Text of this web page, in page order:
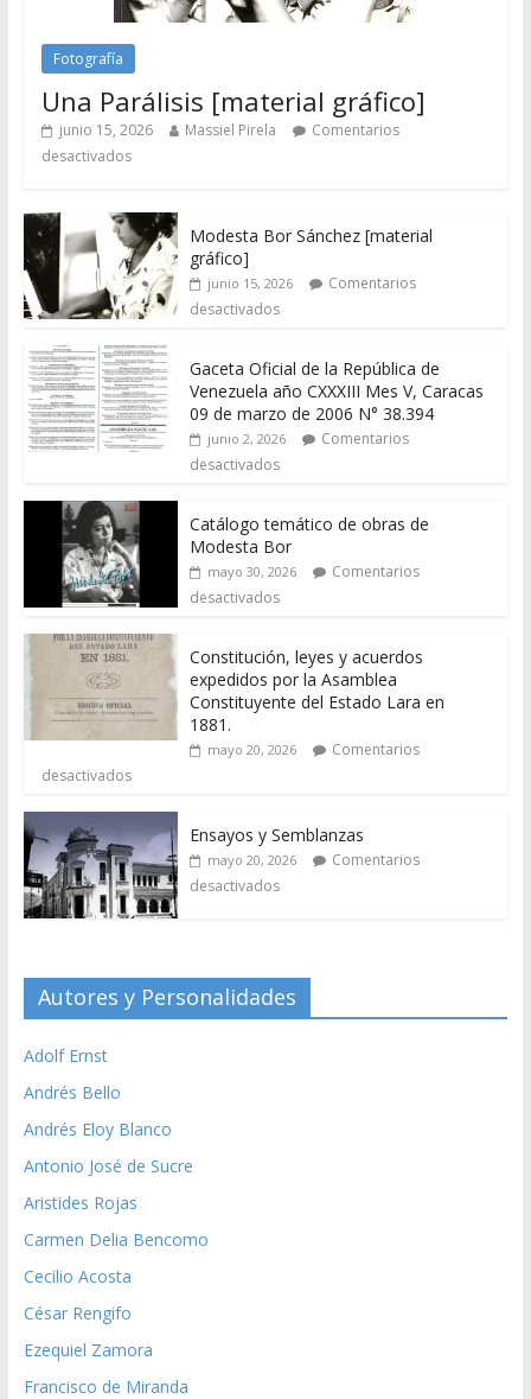
Fotografía
Una Parálisis [material gráfico]
junio 15, 2026 Massiel Pirela
Comentarios
desactivados
Modesta Bor Sánchez [material
gráfico]
junio 15, 2026
Comentarios
desactivados
Gaceta Oficial de la República de
Venezuela año CXXXIII Mes V, Caracas
09 de marzo de 2006 N° 38.394
junio 2, 2026
Comentarios
desactivados
Catálogo temático de obras de
Modesta Bor
mayo 30, 2026
Comentarios
desactivados
Constitución, leyes y acuerdos
expedidos por la Asamblea
Constituyente del Estado Lara en
1881.
mayo 20, 2026
Comentarios
desactivados
Ensayos y Semblanzas
mayo 20, 2026
Comentarios
desactivados
Autores y Personalidades
Adolf Ernst
Andrés Bello
Andrés Eloy Blanco
Antonio José de Sucre
Aristides Rojas
Carmen Delia Bencomo
Cecilio Acosta
César Rengifo
Ezequiel Zamora
Francisco de Miranda